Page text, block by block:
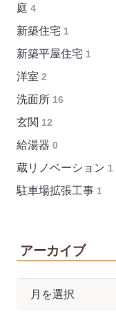
庭 4
新築住宅 1
新築平屋住宅 1
洋室 2
洗面所 16
玄関 12
給湯器 0
蔵リノベーション 1
駐車場拡張工事 1
アーカイブ